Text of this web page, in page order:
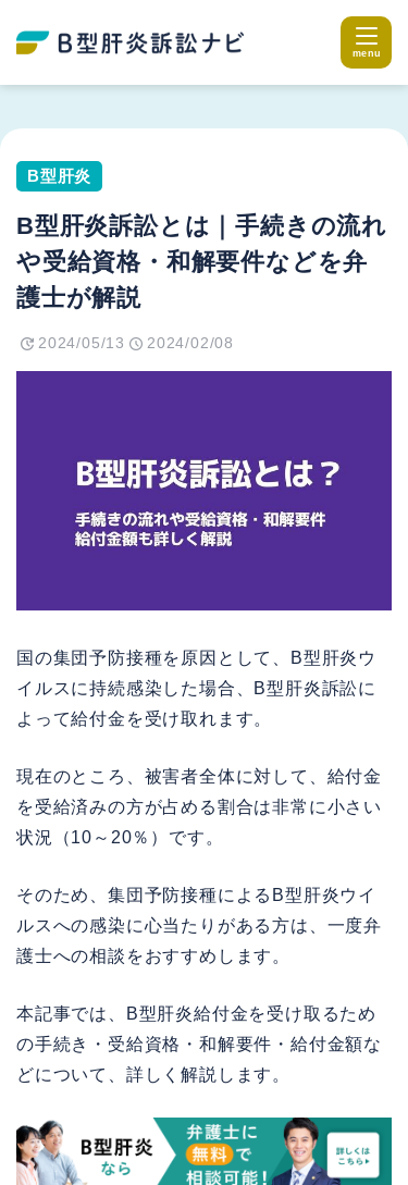
B型肝炎
B型肝炎訴訟とは｜手続きの流れ
や受給資格・和解要件などを弁
護士が解説
2024/05/13 2024/02/08
国の集団予防接種を原因として、B型肝炎ウ
イルスに持続感染した場合、B型肝炎訴訟に
よって給付金を受け取れます。
現在のところ、被害者全体に対して、給付金
を受給済みの方が占める割合は非常に小さい
状況（10～20％）です。
そのため、集団予防接種によるB型肝炎ウイ
ルスへの感染に心当たりがある方は、一度弁
護士への相談をおすすめします。
本記事では、B型肝炎給付金を受け取るため
の手続き・受給資格・和解要件・給付金額な
どについて、詳しく解説します。